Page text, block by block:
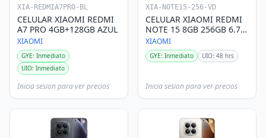
XIA-REDMIA7PRO-BL
CELULAR XIAOMI REDMI
A7 PRO 4GB+128GB AZUL
XIAOMI
GYE: Inmediato
UIO: Inmediato
Inicia sesion para ver precios
XIA-NOTE15-256-VD
CELULAR XIAOMI REDMI
NOTE 15 8GB 256GB 6.77"
VERDE
XIAOMI
GYE: Inmediato UIO: 48 hrs
Inicia sesion para ver precios